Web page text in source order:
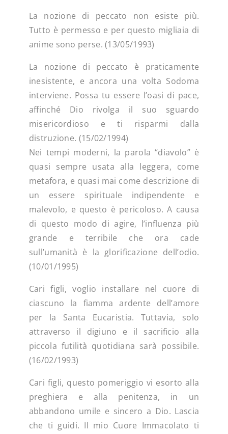
La nozione di peccato non esiste più.
Tutto è permesso e per questo migliaia di
anime sono perse. (13/05/1993)
La nozione di peccato è praticamente
inesistente, e ancora una volta Sodoma
interviene. Possa tu essere l’oasi di pace,
affinché Dio rivolga il suo sguardo
misericordioso e ti risparmi dalla
distruzione. (15/02/1994)
Nei tempi moderni, la parola “diavolo” è
quasi sempre usata alla leggera, come
metafora, e quasi mai come descrizione di
un essere spirituale indipendente e
malevolo, e questo è pericoloso. A causa
di questo modo di agire, l’influenza più
grande e terribile che ora cade
sull’umanità è la glorificazione dell’odio.
(10/01/1995)
Cari figli, voglio installare nel cuore di
ciascuno la fiamma ardente dell’amore
per la Santa Eucaristia. Tuttavia, solo
attraverso il digiuno e il sacrificio alla
piccola futilità quotidiana sarà possibile.
(16/02/1993)
Cari figli, questo pomeriggio vi esorto alla
preghiera e alla penitenza, in un
abbandono umile e sincero a Dio. Lascia
che ti guidi. Il mio Cuore Immacolato ti